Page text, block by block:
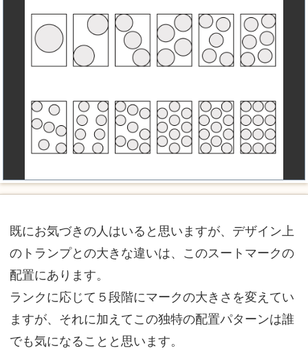
既にお気づきの人はいると思いますが、デザイン上
のトランプとの大きな違いは、このスートマークの
配置にあります。
ランクに応じて５段階にマークの大きさを変えてい
ますが、それに加えてこの独特の配置パターンは誰
でも気になることと思います。